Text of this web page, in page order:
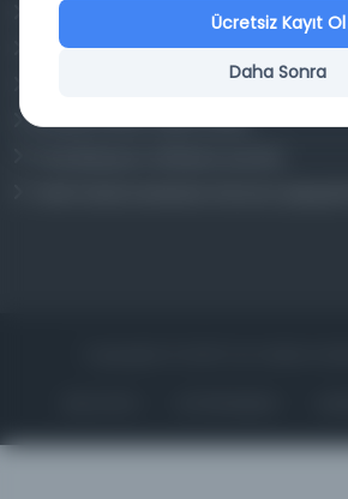
Osmanlica.com
Aruz ve Hece Ölçüsü
Türkçe Metin Sıklık Analizi
Kazakça Metin Sıklık Analizi
Ücretsiz Kayıt Ol
Daha Sonra